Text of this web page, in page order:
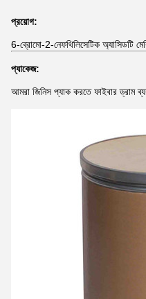
প্রয়োগ:
6-ব্রোমো-2-নেফথিলিসেটিক অ্যাসিডটি
প্যাকেজ:
আমরা জিনিস প্যাক করতে ফাইবার ড্রাম